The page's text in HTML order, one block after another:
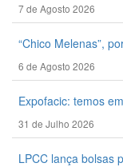
7 de Agosto 2026
“Chico Melenas”,
6 de Agosto 2026
Expofacic: temos
31 de Julho 2026
LPCC lança bolsas